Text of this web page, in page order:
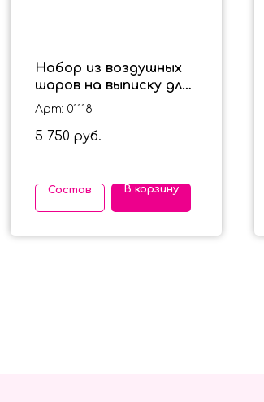
Набор из воздушных
шаров на выписку для
мальчика "BABY"
Арт: 01118
5 750 руб.
Состав В корзину